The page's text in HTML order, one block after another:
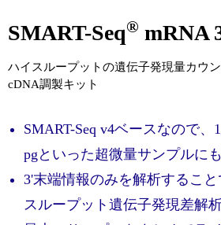
PCR・等温増幅
リアルタイムPCR（qPCR）
サンプル請求
抗体検索サイト
リアルタイムPCR（インターカレーター法）
プライマー検索・注文
プライマー・プローブ検索・注文
機器ソフトウェア・ベクター配列ダウ
ラーニングセンター
SMART-Seq® mRNA
ハイスループットの遺伝子発現量カウ
cDNA調製キット
SMART-Seq v4ベースなので、
pgといった超微量サンプルに
3'末端情報のみを解析するこ
スループット遺伝子発現差解